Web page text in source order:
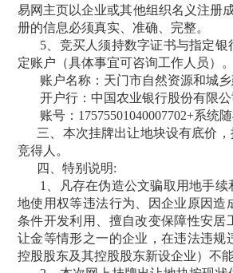
易网主页以企业或其他组织名义注册
册的信息必须真实、准确、完整。
5、竞买人须持数字证书与指定
定账户（具体事宜可咨询工作人员）。
账户名称：天门市自然资源和城
开户行：中国农业银行股份有限公
账号： 17575501040007702+系统
三、本次挂牌出让地块设有底价
竞得人。
四、特别说明:
1、凡存在伪造公文骗取用地手
地使用权等违法行为、因企业原因
条件开发利用、擅自改变保障性安
让金等情形之一的企业，在违法违
控股股东及其控股股东新设企业）不